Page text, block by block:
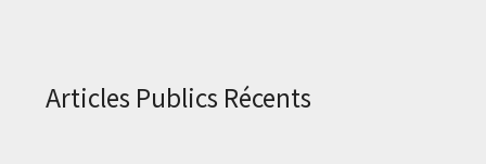
Articles Publics Récents